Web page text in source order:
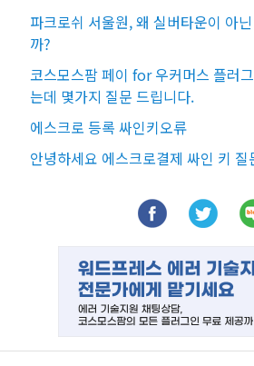
파크로쉬 서울원, 왜 실버타운이 아
까?
코스모스팜 페이 for 우커머스 플러
는데 몇가지 질문 드립니다.
에스크로 등록 싸인키오류
안녕하세요 에스크로결제 싸인 키